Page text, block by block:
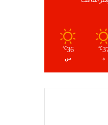
℃
د
36
℃
س